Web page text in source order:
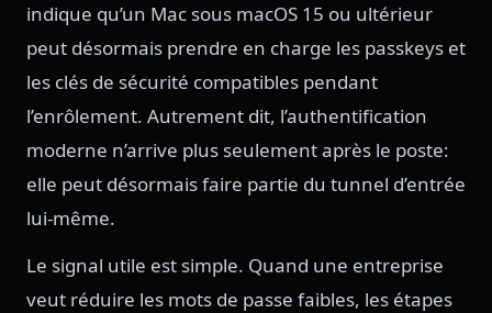
indique qu’un Mac sous macOS 15 ou ultérieur
peut désormais prendre en charge les passkeys et
les clés de sécurité compatibles pendant
l’enrôlement. Autrement dit, l’authentification
moderne n’arrive plus seulement après le poste:
elle peut désormais faire partie du tunnel d’entrée
lui-même.
Le signal utile est simple. Quand une entreprise
veut réduire les mots de passe faibles, les étapes